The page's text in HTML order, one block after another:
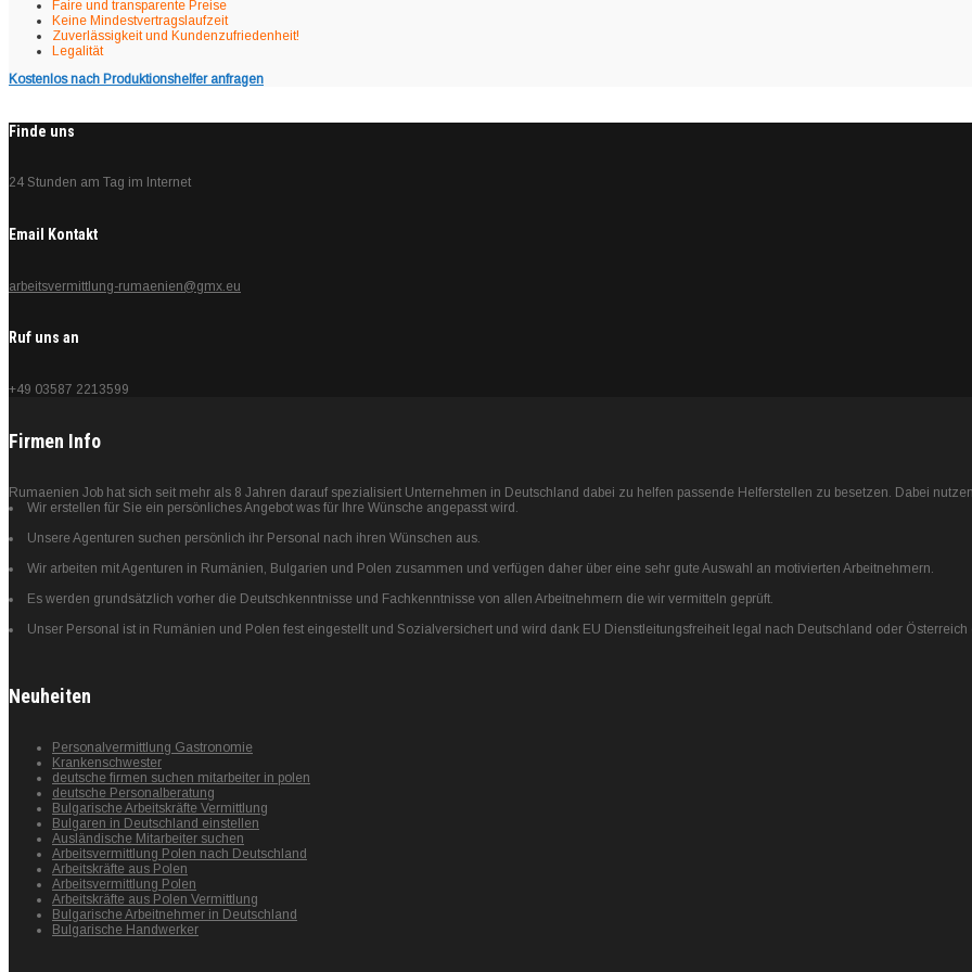
Faire und transparente Preise
Keine Mindestvertragslaufzeit
Zuverlässigkeit und Kundenzufriedenheit!
Legalität
Kostenlos nach Produktionshelfer anfragen
Finde uns
24 Stunden am Tag im Internet
Email Kontakt
arbeitsvermittlung-rumaenien@gmx.eu
Ruf uns an
+49 03587 2213599
Firmen Info
Rumaenien Job hat sich seit mehr als 8 Jahren darauf spezialisiert Unternehmen in Deutschland dabei zu helfen passende Helferstellen zu besetzen. Dabei
Wir erstellen für Sie ein persönliches Angebot was für Ihre Wünsche angepasst wird.
Unsere Agenturen suchen persönlich ihr Personal nach ihren Wünschen aus.
Wir arbeiten mit Agenturen in Rumänien, Bulgarien und Polen zusammen und verfügen daher über eine sehr gute Auswahl an motivierten Arbeitnehmern.
Es werden grundsätzlich vorher die Deutschkenntnisse und Fachkenntnisse von allen Arbeitnehmern die wir vermitteln geprüft.
Unser Personal ist in Rumänien und Polen fest eingestellt und Sozialversichert und wird dank EU Dienstleitungsfreiheit legal nach Deutschland oder Österreich
Neuheiten
Personalvermittlung Gastronomie
Krankenschwester
deutsche firmen suchen mitarbeiter in polen
deutsche Personalberatung
Bulgarische Arbeitskräfte Vermittlung
Bulgaren in Deutschland einstellen
Ausländische Mitarbeiter suchen
Arbeitsvermittlung Polen nach Deutschland
Arbeitskräfte aus Polen
Arbeitsvermittlung Polen
Arbeitskräfte aus Polen Vermittlung
Bulgarische Arbeitnehmer in Deutschland
Bulgarische Handwerker